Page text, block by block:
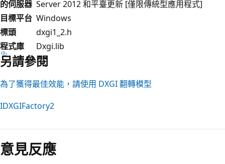
的伺服器 Server 2012 和平臺更新 [僅限傳統型應用程式]
目標平台 Windows
標頭
dxgi1_2.h
程式庫
Dxgi.lib
另請參閱
為了獲得最佳效能，請使用 DXGI 翻轉模型
IDXGIFactory2
意見反應